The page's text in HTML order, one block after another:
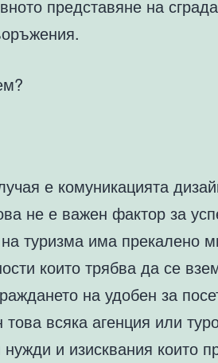
представяне на
е комуникацията
не е важен фактор за
туризма има прекалено
които трябва да се
на удобен за
всяка агенция или
и изисквания които